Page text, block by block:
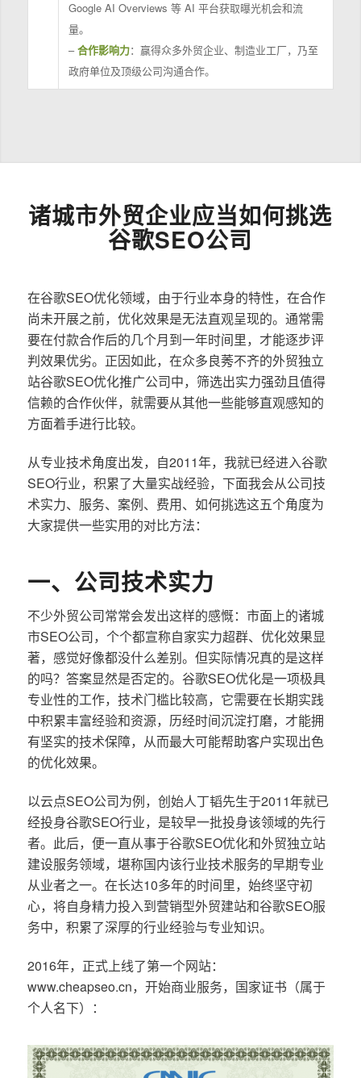
Google AI Overviews 等 AI 平台获取曝光机会和流
量。
–合作影响力：赢得众多外贸企业、制造业工厂，乃至
政府单位及顶级公司沟通合作。
诸城市外贸企业应当如何挑选
谷歌SEO公司
在谷歌SEO优化领域，由于行业本身的特性，在合作
尚未开展之前，优化效果是无法直观呈现的。通常需
要在付款合作后的几个月到一年时间里，才能逐步评
判效果优劣。正因如此，在众多良莠不齐的外贸独立
站谷歌SEO优化推广公司中，筛选出实力强劲且值得
信赖的合作伙伴，就需要从其他一些能够直观感知的
方面着手进行比较。
从专业技术角度出发，自2011年，我就已经进入谷歌
SEO行业，积累了大量实战经验，下面我会从公司技
术实力、服务、案例、费用、如何挑选这五个角度为
大家提供一些实用的对比方法：
一、公司技术实力
不少外贸公司常常会发出这样的感慨：市面上的诸城
市SEO公司，个个都宣称自家实力超群、优化效果显
著，感觉好像都没什么差别。但实际情况真的是这样
的吗？答案显然是否定的。谷歌SEO优化是一项极具
专业性的工作，技术门槛比较高，它需要在长期实践
中积累丰富经验和资源，历经时间沉淀打磨，才能拥
有坚实的技术保障，从而最大可能帮助客户实现出色
的优化效果。
以云点SEO公司为例，创始人丁韬先生于2011年就已
经投身谷歌SEO行业，是较早一批投身该领域的先行
者。此后，便一直从事于谷歌SEO优化和外贸独立站
建设服务领域，堪称国内该行业技术服务的早期专业
从业者之一。在长达10多年的时间里，始终坚守初
心，将自身精力投入到营销型外贸建站和谷歌SEO服
务中，积累了深厚的行业经验与专业知识。
2016年，正式上线了第一个网站：
www.cheapseo.cn，开始商业服务，国家证书（属于
个人名下）：